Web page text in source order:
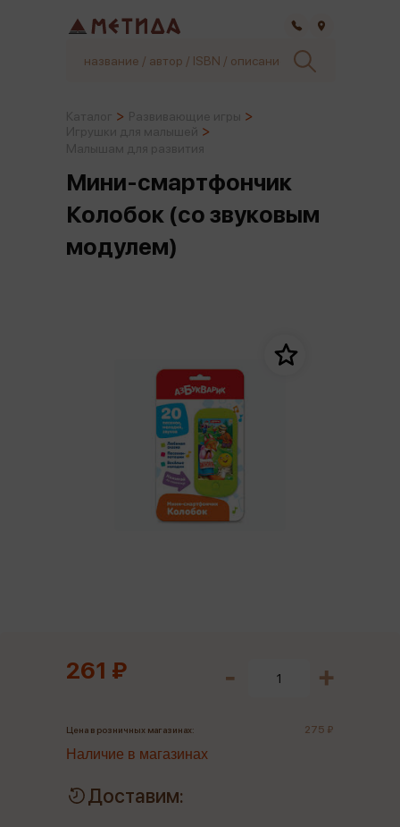
Мини-смартфончик
Колобок (со звуковым
модулем)
261 ₽
Цена в розничных магазинах: 275 ₽
Наличие в магазинах
Доставим: